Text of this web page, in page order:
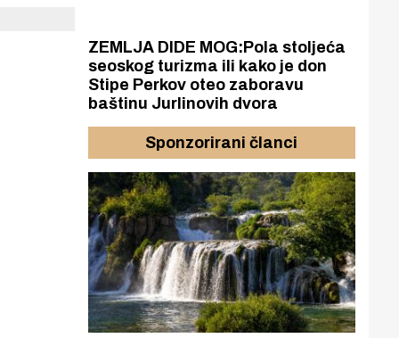
ZEMLJA DIDE MOG:Pola stoljeća
seoskog turizma ili kako je don
Stipe Perkov oteo zaboravu
baštinu Jurlinovih dvora
Sponzorirani članci